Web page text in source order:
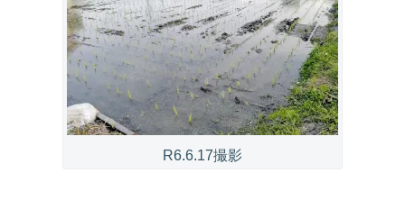
R6.6.17撮影